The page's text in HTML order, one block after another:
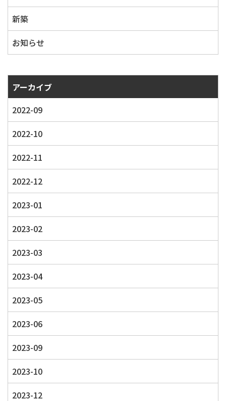
新築
お知らせ
アーカイブ
2022-09
2022-10
2022-11
2022-12
2023-01
2023-02
2023-03
2023-04
2023-05
2023-06
2023-09
2023-10
2023-12